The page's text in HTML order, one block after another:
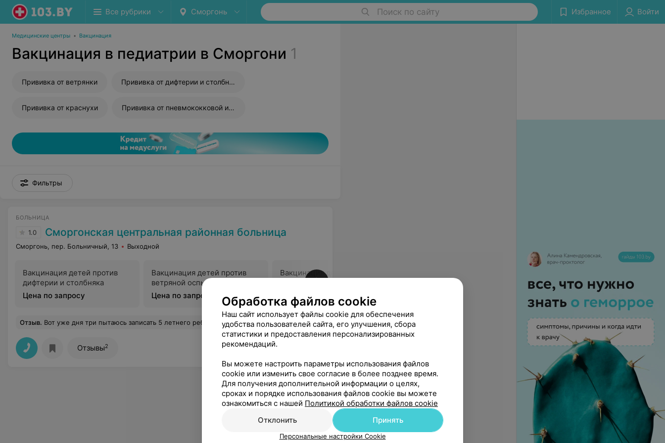
Все рубрики Сморгонь Поиск по сайту Избранное Войти
Медицинские центры • Вакцинация
Вакцинация в педиатрии в Сморгони 1
Прививка от ветрянки Прививка от дифтерии и столбняка
Прививка от краснухи Прививка от пневмококковой инфекции
Фильтры
БОЛЬНИЦА
1.0 Сморгонская центральная районная больница
Сморгонь, пер. Больничный, 13 Выходной
Вакцинация детей против
дифтерии и столбняка
Цена по запросу
Вакцинация детей против
ветряной оспы
Цена по запросу
Вакцинация детей против
Цена по запросу
пневмококковой инфекции
Цена по запросу
Отзыв. Вот уже дня три пытаюсь записать 5 летнего ребенка к стоматологу,приходя в 6 утра,с новорожденным ребенком на руках....очередь до меня так и не доходит,талонов не хватает, ведь есть люди приходящие за талоном в 4 утра!!!!!.когда же в сморгони можно будет взять талон заранее,мы живём как в 18 веке!Условия работы нашей стоматологии не поменялись ещё с 90_х годов!позорище. Еще
Отзывы2
Обработка файлов cookie
Наш сайт использует файлы cookie для обеспечения
удобства пользователей сайта, его улучшения, сбора
статистики и предоставления персонализированных
рекомендаций.
Вы можете настроить параметры использования файлов
cookie или изменить свое согласие в более позднее время.
Для получения дополнительной информации о целях,
сроках и порядке использования файлов cookie вы можете
ознакомиться с нашей Политикой обработки файлов cookie
Отклонить
Принять
Персональные настройки Cookie